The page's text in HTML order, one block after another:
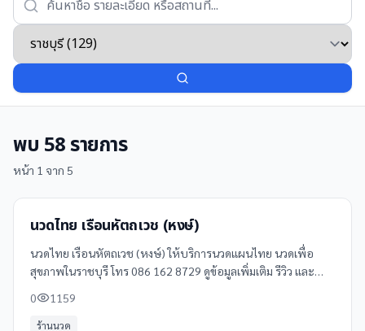
พบ 58รายการ
หน้า 1 จาก 5
นวดไทย เรือนหัตถเวช (หงษ์)
นวดไทย เรือนหัตถเวช (หงษ์) ให้บริการนวดแผนไทย นวดเพื่อ
สุขภาพในราชบุรี โทร 086 162 8729 ดูข้อมูลเพิ่มเติม รีวิว และ
0 1159
ร้านนวด